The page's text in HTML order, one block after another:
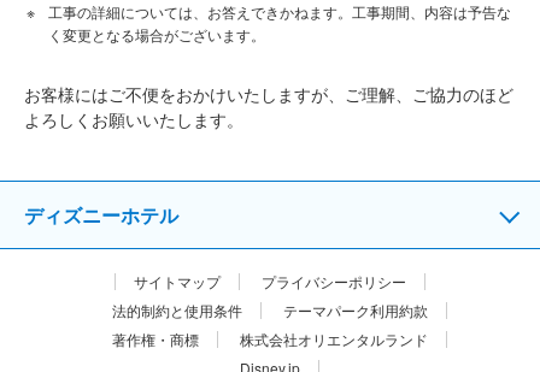
工事の詳細については、お答えできかねます。工事期間、内容は予告な
く変更となる場合がございます。
お客様にはご不便をおかけいたしますが、ご理解、ご協力のほど
よろしくお願いいたします。
ディズニーホテル
サイトマップ
プライバシーポリシー
法的制約と使用条件
テーマパーク利用約款
著作権・商標
株式会社オリエンタルランド
Disney.jp